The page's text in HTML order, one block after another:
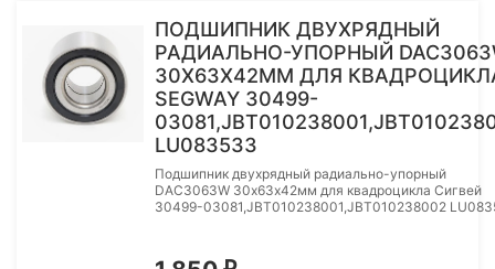
ПОДШИПНИК ДВУХРЯДНЫЙ
РАДИАЛЬНО-УПОРНЫЙ
30Х63Х42ММ ДЛЯ
SEGWAY 30499-
LU083533
Подшипник двухрядный радиально-упорный
DAC3063W 30х63х42мм для квадроцикла Сигвей
30499-03081,JBT010238001,JBT010238002